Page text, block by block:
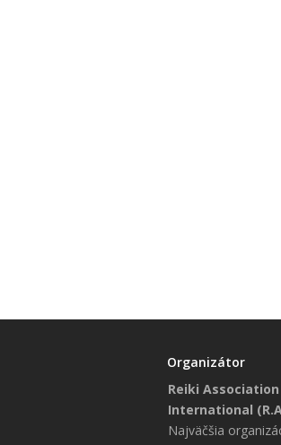
Organizátor
Reiki Association
International
Najväčšia